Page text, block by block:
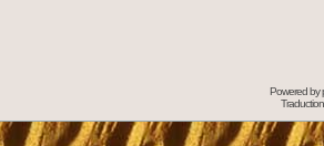
Powered by